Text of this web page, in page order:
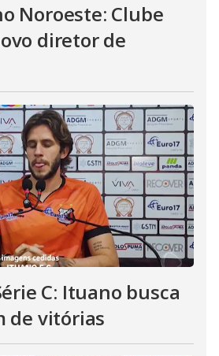
Noroeste: Clube
diretor de
C: Ituano busca
de vitórias